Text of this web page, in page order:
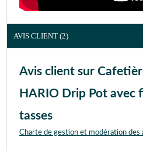
AVIS CLIENT (2)
Avis client sur
HARIO Drip Pot avec
tasses
Charte de gestion et modération des